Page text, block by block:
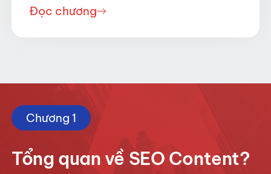
Đọc chương
Chương 1
Tổng quan về SEO Content?